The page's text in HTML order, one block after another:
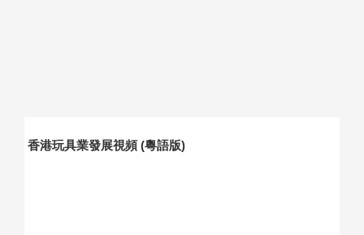
香港玩具業發展視頻 (粵語版)